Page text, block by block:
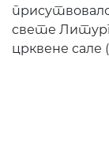
свете
црквене сале